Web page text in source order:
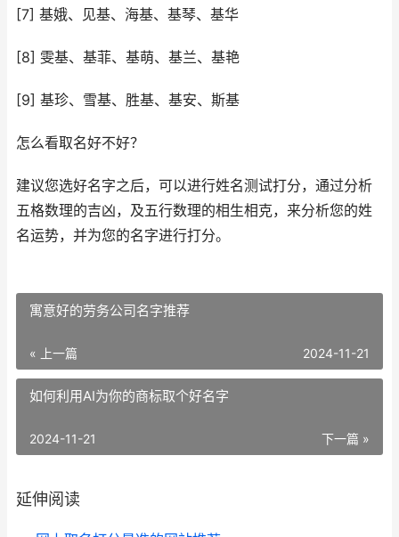
[7] 基娥、见基、海基、基琴、基华
[8] 雯基、基菲、基萌、基兰、基艳
[9] 基珍、雪基、胜基、基安、斯基
怎么看取名好不好？
建议您选好名字之后，可以进行姓名测试打分，通过分析
五格数理的吉凶，及五行数理的相生相克，来分析您的姓
名运势，并为您的名字进行打分。
寓意好的劳务公司名字推荐
« 上一篇 2024-11-21
如何利用AI为你的商标取个好名字
下一篇 »
2024-11-21
延伸阅读